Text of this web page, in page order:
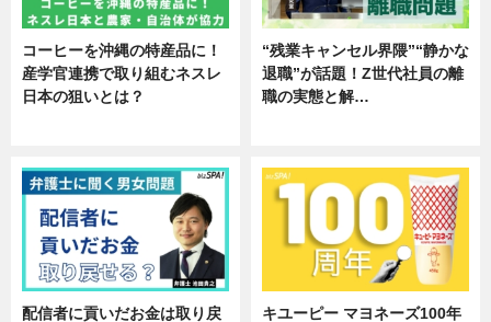
コーヒーを沖縄の特産品に！
産学官連携で取り組むネスレ
日本の狙いとは？
“残業キャンセル界隈”“静かな
退職”が話題！Z世代社員の離
職の実態と解…
配信者に貢いだお金は取り戻
キユーピー マヨネーズ100年